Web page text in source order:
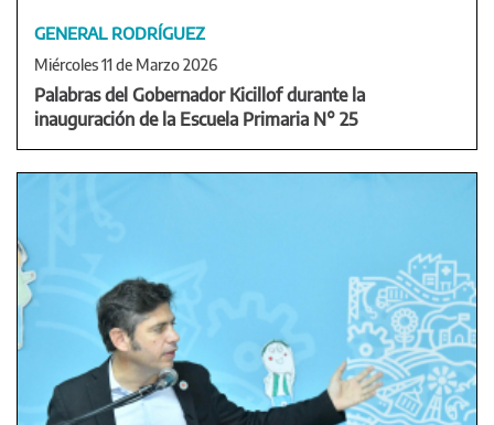
GENERAL RODRÍGUEZ
Miércoles 11 de Marzo 2026
Palabras del Gobernador Kicillof durante la
inauguración de la Escuela Primaria N° 25